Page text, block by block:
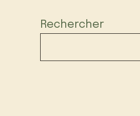
Rechercher